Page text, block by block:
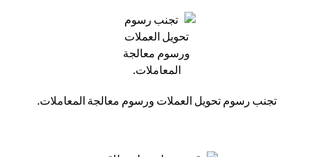
تجنب رسوم تحويل العملات ورسوم معالجة المعاملات.